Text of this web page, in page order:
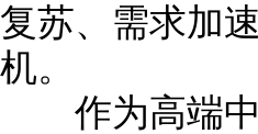
复苏、需求加
机。
作为高端中